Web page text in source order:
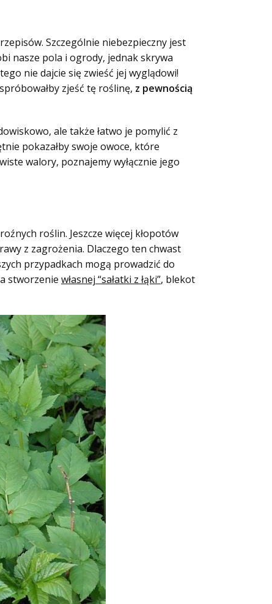
Szczególnie niebezpieczny jest
nasze pola i ogrody, jednak skrywa
nie dajcie się zwieść jej wyglądowi!
zjeść tę roślinę, z pewnością
ale także łatwo je pomylić z
pokazałby swoje owoce, które
walory, poznajemy wyłącznie jego
roślin. Jeszcze więcej kłopotów
z zagrożenia. Dlaczego ten chwast
przypadkach mogą prowadzić do
stworzenie własnej “sałatki z łąki”, blekot